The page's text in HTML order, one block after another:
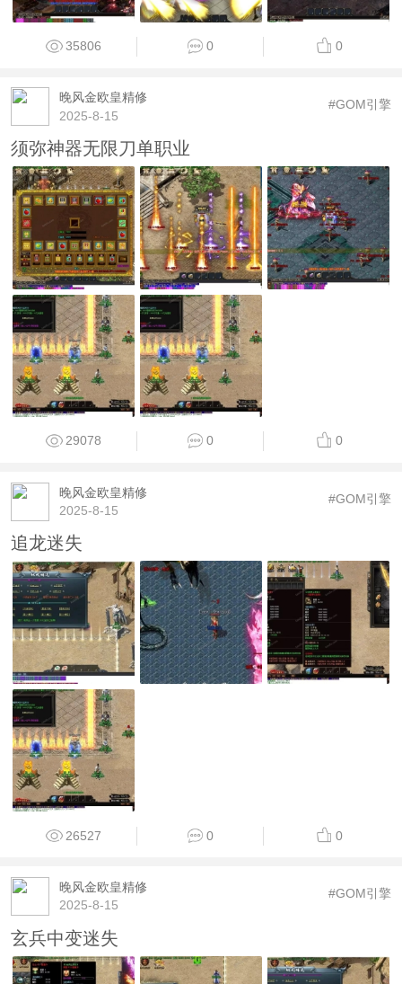
35806 0 0
晚风金欧皇精修
2025-8-15
#GOM引擎
须弥神器无限刀单职业
29078 0 0
晚风金欧皇精修
2025-8-15
#GOM引擎
追龙迷失
26527 0 0
晚风金欧皇精修
2025-8-15
#GOM引擎
玄兵中变迷失